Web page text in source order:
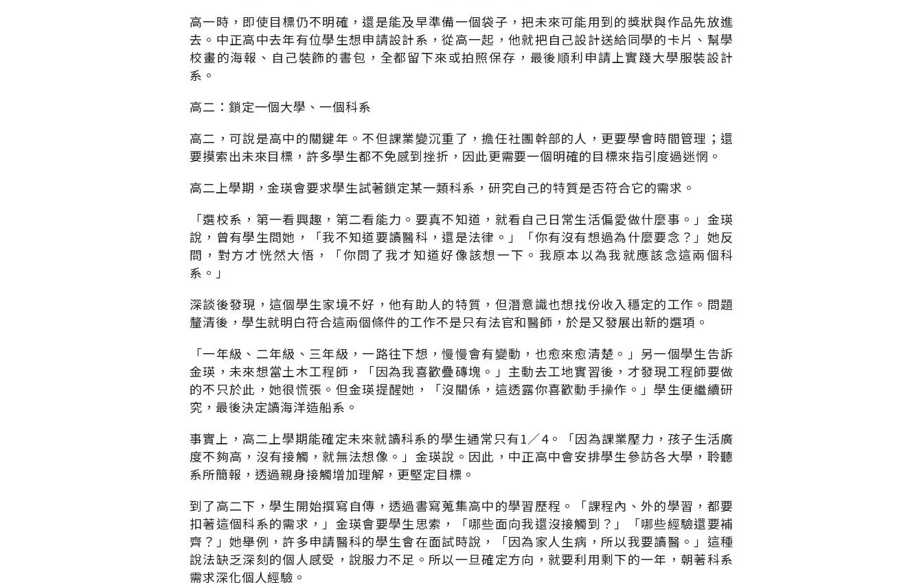
高一時，即使目標仍不明確，還是能及早準備一個袋子，把未來可能用到的獎狀與作品先放進
去。中正高中去年有位學生想申請設計系，從高一起，他就把自己設計送給同學的卡片、幫學
校畫的海報、自己裝飾的書包，全都留下來或拍照保存，最後順利申請上實踐大學服裝設計
系。
高二：鎖定一個大學、一個科系
高二，可說是高中的關鍵年。不但課業變沉重了，擔任社團幹部的人，更要學會時間管理；還
要摸索出未來目標，許多學生都不免感到挫折，因此更需要一個明確的目標來指引度過迷惘。
高二上學期，金瑛會要求學生試著鎖定某一類科系，研究自己的特質是否符合它的需求。
「選校系，第一看興趣，第二看能力。要真不知道，就看自己日常生活偏愛做什麼事。」金瑛
說，曾有學生問她，「我不知道要讀醫科，還是法律。」「你有沒有想過為什麼要念？」她反
問，對方才恍然大悟，「你問了我才知道好像該想一下。我原本以為我就應該念這兩個科
系。」
深談後發現，這個學生家境不好，他有助人的特質，但潛意識也想找份收入穩定的工作。問題
釐清後，學生就明白符合這兩個條件的工作不是只有法官和醫師，於是又發展出新的選項。
「一年級、二年級、三年級，一路往下想，慢慢會有變動，也愈來愈清楚。」另一個學生告訴
金瑛，未來想當土木工程師，「因為我喜歡疊磚塊。」主動去工地實習後，才發現工程師要做
的不只於此，她很慌張。但金瑛提醒她，「沒關係，這透露你喜歡動手操作。」學生便繼續研
究，最後決定讀海洋造船系。
事實上，高二上學期能確定未來就讀科系的學生通常只有1／4。「因為課業壓力，孩子生活廣
度不夠高，沒有接觸，就無法想像。」金瑛說。因此，中正高中會安排學生參訪各大學，聆聽
系所簡報，透過親身接觸增加理解，更堅定目標。
到了高二下，學生開始撰寫自傳，透過書寫蒐集高中的學習歷程。「課程內、外的學習，都要
扣著這個科系的需求，」金瑛會要學生思索，「哪些面向我還沒接觸到？」「哪些經驗還要補
齊？」她舉例，許多申請醫科的學生會在面試時說，「因為家人生病，所以我要讀醫。」這種
說法缺乏深刻的個人感受，說服力不足。所以一旦確定方向，就要利用剩下的一年，朝著科系
需求深化個人經驗。